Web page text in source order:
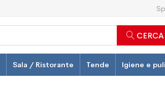
CERCA
Sala / Ristorante Tende Igiene e